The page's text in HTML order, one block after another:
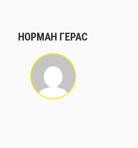
НОРМАН ГЕРАС